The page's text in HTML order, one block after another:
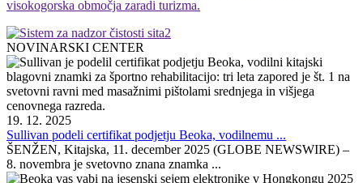
visokogorska območja zaradi turizma.
NOVINARSKI CENTER
19. 12. 2025
Sullivan podeli certifikat podjetju Beoka, vodilnemu ...
ŠENŽEN, Kitajska, 11. december 2025 (GLOBE NEWSWIRE) –
8. novembra je svetovno znana znamka ...